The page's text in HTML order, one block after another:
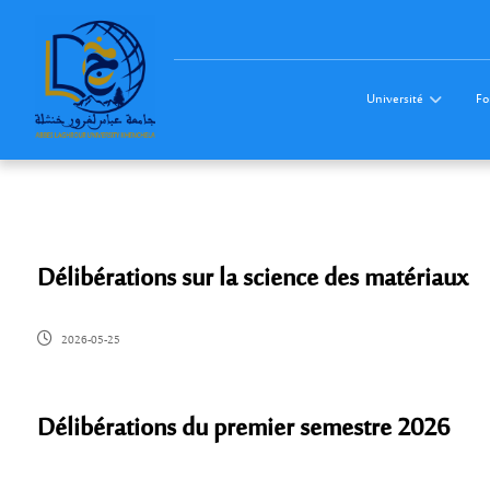
Université
Délibérations sur la science des matériaux
2026-05-25
Délibérations du premier semestre 2026